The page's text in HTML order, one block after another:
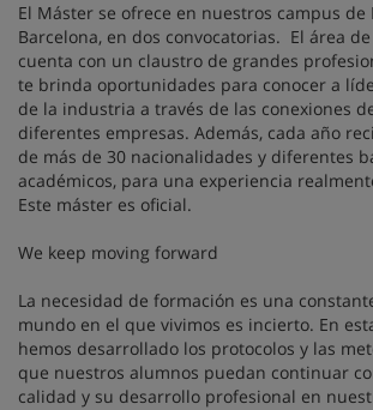
El Máster se ofrece en nuestros campus
Barcelona, en dos convocatorias. El área de
cuenta con un claustro de grandes
te brinda oportunidades para conocer a
de la industria a través de las conexiones
diferentes empresas. Además, cada año
de más de 30 nacionalidades y diferentes
académicos, para una experiencia
Este máster es oficial.
We keep moving forward
La necesidad de formación es una
mundo en el que vivimos es incierto. En
hemos desarrollado los protocolos y las
que nuestros alumnos puedan continuar
calidad y su desarrollo profesional en